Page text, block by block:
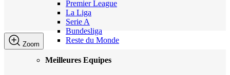
Premier League
La Liga
Serie A
Bundesliga
Reste du Monde
Meilleures Equipes
Zoom